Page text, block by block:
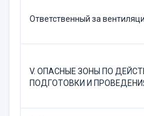
Ответственный за
V. ОПАСНЫЕ ЗОНЫ ПО
ПОДГОТОВКИ И